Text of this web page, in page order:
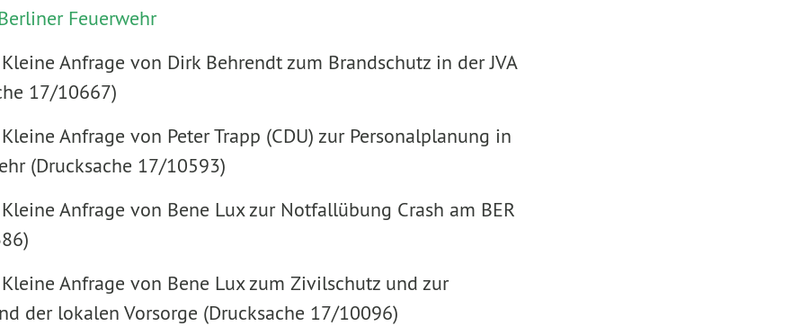
Feuerwehr
Anfrage von Dirk Behrendt zum Brandschutz in der JVA
17/10667)
Anfrage von Peter Trapp (CDU) zur Personalplanung in
(Drucksache 17/10593)
Anfrage von Bene Lux zur Notfallübung Crash am BER
Anfrage von Bene Lux zum Zivilschutz und zur
der lokalen Vorsorge (Drucksache 17/10096)